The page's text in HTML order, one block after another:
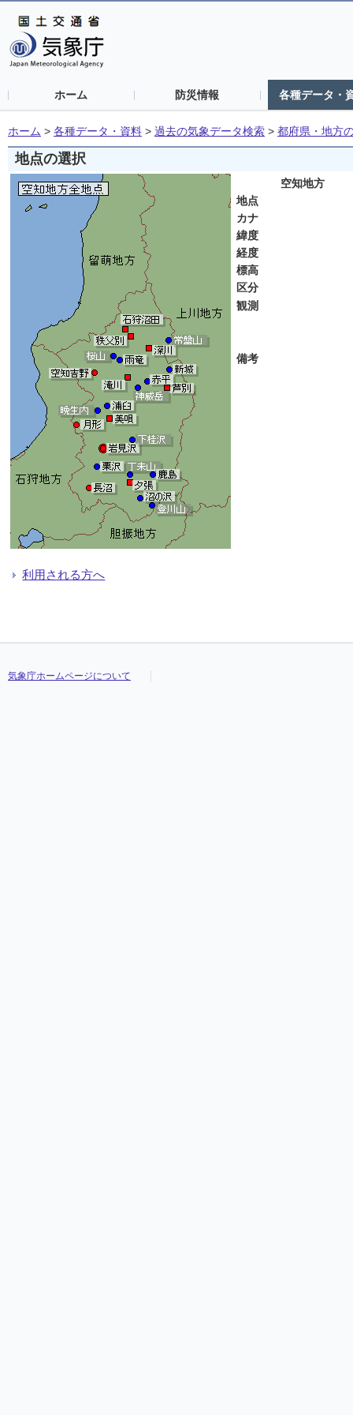
ホーム 防災情報 各種データ・
ホーム > 各種データ・資料 > 過去の気象データ検索 > 都府県・地方
地点の選択
空知地方
地点
カナ
緯度
経度
標高
区分
観測
備考
利用される方へ
気象庁ホームページについて